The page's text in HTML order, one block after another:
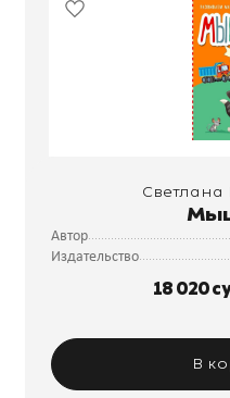
Автор
Издательство
18 020
В